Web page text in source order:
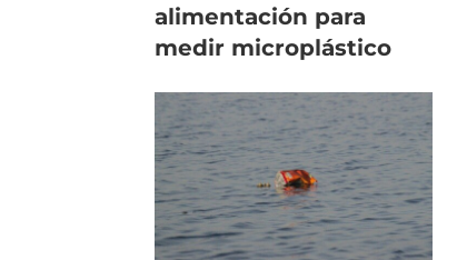
alimentación para
medir microplástico